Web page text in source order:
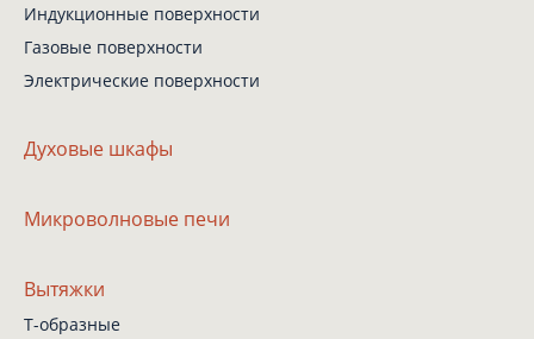
Индукционные поверхности
Газовые поверхности
Электрические поверхности
Духовые шкафы
Микроволновые печи
Вытяжки
Т-образные